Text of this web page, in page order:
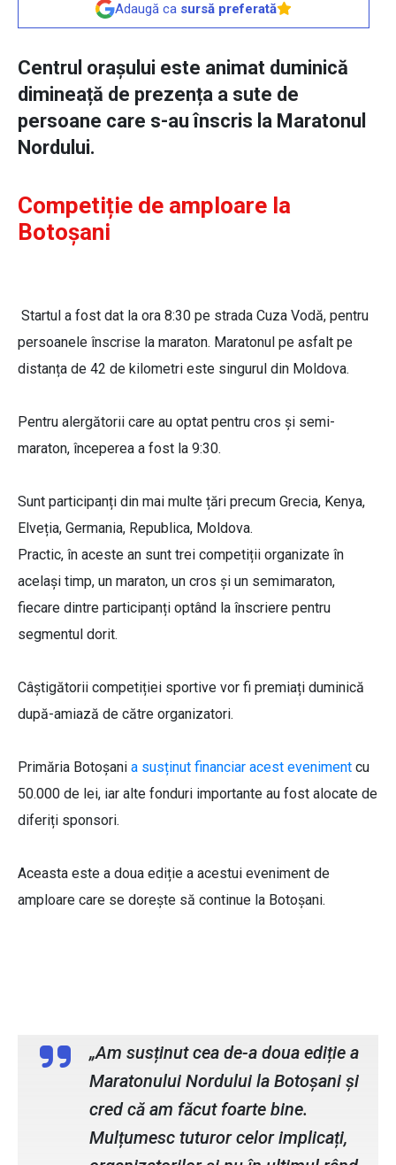
Adaugă ca sursă preferată
Centrul orașului este animat duminică
dimineață de prezența a sute de
persoane care s-au înscris la Maratonul
Nordului.
Competiție de amploare la
Botoșani
Startul a fost dat la ora 8:30 pe strada Cuza Vodă, pentru
persoanele înscrise la maraton. Maratonul pe asfalt pe
distanța de 42 de kilometri este singurul din Moldova.
Pentru alergătorii care au optat pentru cros și semi-
maraton, începerea a fost la 9:30.
Sunt participanți din mai multe țări precum Grecia, Kenya,
Elveția, Germania, Republica, Moldova.
Practic, în aceste an sunt trei competiții organizate în
același timp, un maraton, un cros și un semimaraton,
fiecare dintre participanți optând la înscriere pentru
segmentul dorit.
Câștigătorii competiției sportive vor fi premiați duminică
după-amiază de către organizatori.
Primăria Botoșani a susținut financiar acest eveniment cu
50.000 de lei, iar alte fonduri importante au fost alocate de
diferiți sponsori.
Aceasta este a doua ediție a acestui eveniment de
amploare care se dorește să continue la Botoșani.
„Am susținut cea de-a doua ediție a
Maratonului Nordului la Botoșani și
cred că am făcut foarte bine.
Mulțumesc tuturor celor implicați,